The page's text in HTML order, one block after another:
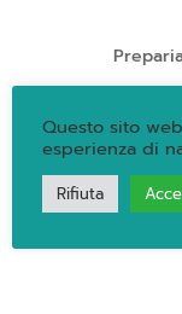
Questo sito
esperienza di
Rifiuta